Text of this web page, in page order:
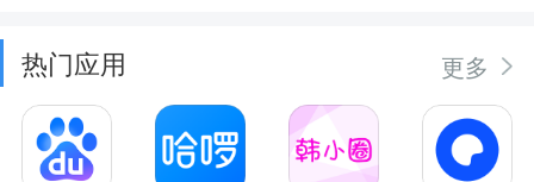
热门应用 更多